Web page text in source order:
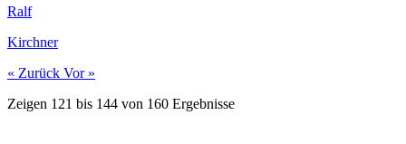
Ralf
Kirchner
« Zurück Vor »
Zeigen 121 bis 144 von 160 Ergebnisse